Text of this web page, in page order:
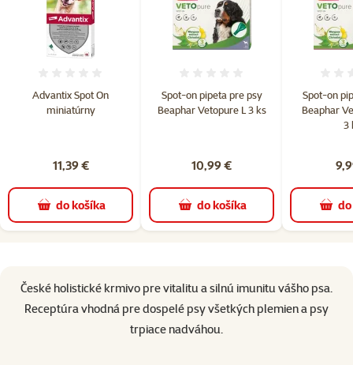
Advantix Spot On
miniatúrny
11,39 €
do košíka
Spot-on pipeta pre psy
Beaphar Vetopure L 3 ks
10,99 €
do košíka
Spot-on
Beaphar
3
České holistické krmivo pre vitalitu a silnú imunitu vášho psa.
Receptúra ​​vhodná pre dospelé psy všetkých plemien a psy
trpiace nadváhou.